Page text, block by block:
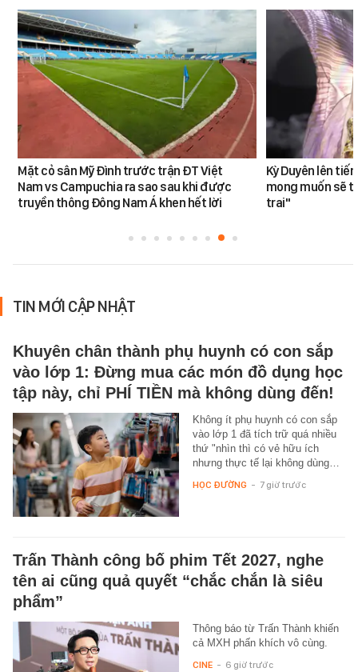
Mặt cỏ sân Mỹ Đình trước trận ĐT Việt
Nam vs Campuchia ra sao sau khi được
truyền thông Đông Nam Á khen hết lời
Kỳ Duyên lên
mong muốn sẽ
trai"
TIN MỚI CẬP NHẬT
Khuyên chân thành phụ huynh có con sắp
vào lớp 1: Đừng mua các món đồ dụng học
tập này, chỉ PHÍ TIỀN mà không dùng đến!
Không ít phụ huynh có con sắp
vào lớp 1 đã tích trữ quá nhiều
thứ "nhìn thì có vẻ hữu ích
nhưng thực tế lại không dùng…
HỌC ĐƯỜNG - 7 giờ trước
Trấn Thành công bố phim Tết 2027, nghe
tên ai cũng quả quyết “chắc chắn là siêu
phẩm”
Thông báo từ Trấn Thành khiến
cả MXH phấn khích vô cùng.
CINE - 6 giờ trước